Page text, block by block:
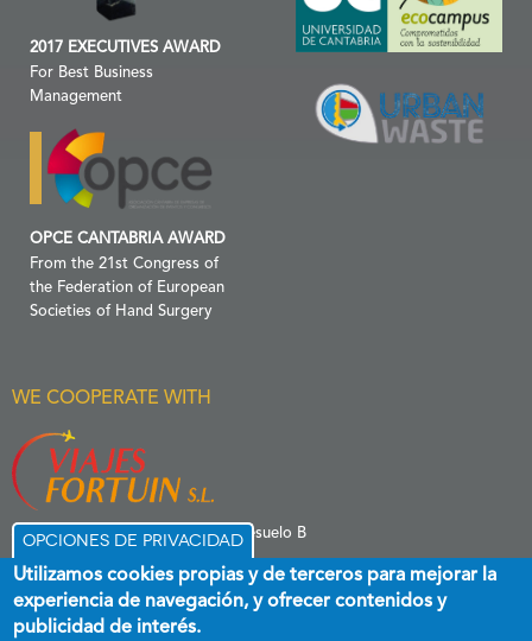
2017 EXECUTIVES AWARD
For Best Business
Management
OPCE CANTABRIA AWARD
From the 21st Congress of
the Federation of European
Societies of Hand Surgery
WE COOPERATE WITH
C/ Menéndez Pelayo 6 Entresuelo B
Opciones de privacidad
Utilizamos cookies propias y de terceros para mejorar la
experiencia de navegación, y ofrecer contenidos y
publicidad de interés.